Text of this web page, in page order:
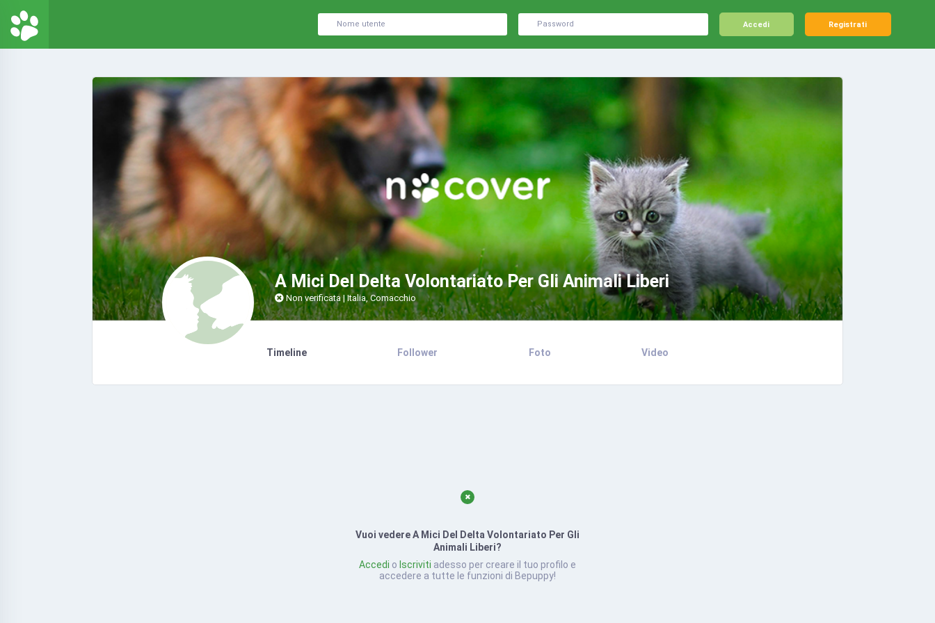
Accedi Registrati
A Mici Del Delta Volontariato Per Gli Animali Liberi
Non verificata Italia, Comacchio
Timeline Follower Foto Video
Vuoi vedere A Mici Del Delta Volontariato Per Gli
Animali Liberi?
Accedi o Iscriviti adesso per creare il tuo profilo e
accedere a tutte le funzioni di Bepuppy!